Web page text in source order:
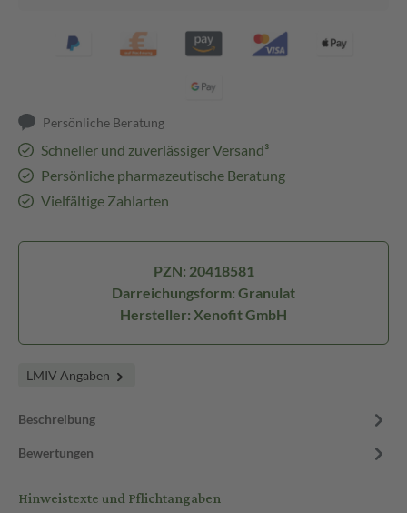
Persönliche Beratung
Schneller und zuverlässiger Versand³
Persönliche pharmazeutische Beratung
Vielfältige Zahlarten
PZN: 20418581
Darreichungsform: Granulat
Hersteller: Xenofit GmbH
LMIV Angaben
Beschreibung
Bewertungen
Hinweistexte und Pflichtangaben